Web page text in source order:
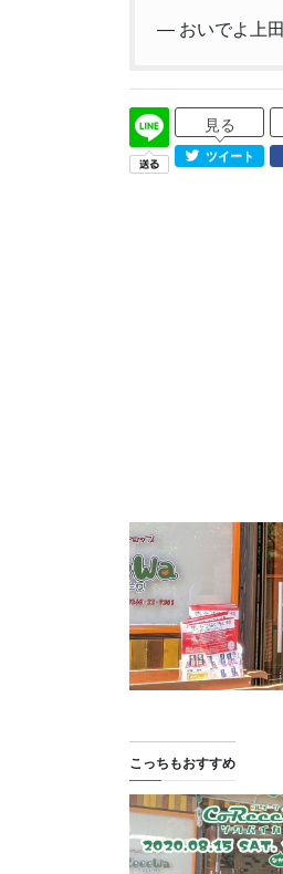
— おいでよ上田
見る
ツイート
こっちもおすすめ